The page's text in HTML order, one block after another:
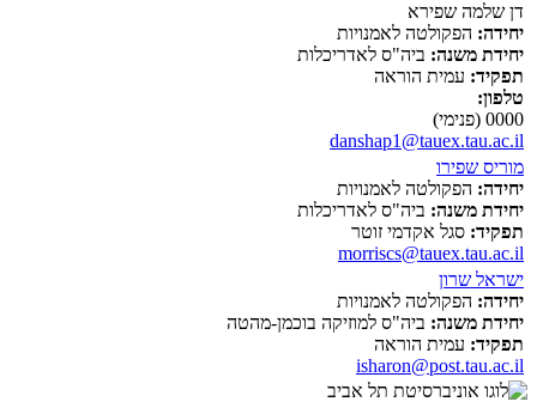
דן שלמה שפירא
יחידה: הפקולטה לאמנויות
יחידת משנה: ביה"ס לאדריכלות
תפקיד: עמית הוראה
טלפון:
0000 (פנימי)
danshap1@tauex.tau.ac.il
מוריס שפירו
יחידה: הפקולטה לאמנויות
יחידת משנה: ביה"ס לאדריכלות
תפקיד: סגל אקדמי זוטר
morriscs@tauex.tau.ac.il
ישראל שרון
יחידה: הפקולטה לאמנויות
יחידת משנה: ביה"ס למוזיקה בוכמן-מהטה
תפקיד: עמית הוראה
isharon@post.tau.ac.il